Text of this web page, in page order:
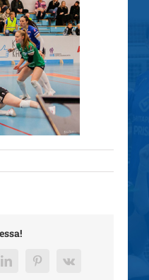
LinkedInPinterest
Vk